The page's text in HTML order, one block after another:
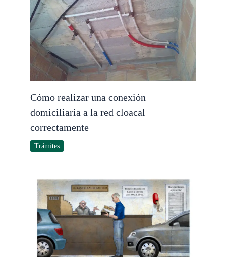
Cómo realizar una conexión
domiciliaria a la red cloacal
correctamente
Trámites